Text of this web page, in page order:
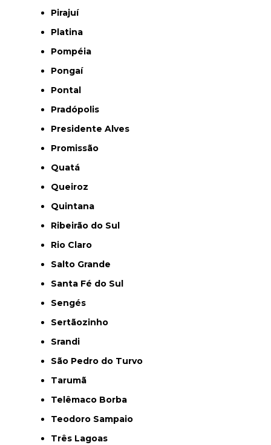
Pirajuí
Platina
Pompéia
Pongaí
Pontal
Pradópolis
Presidente Alves
Promissão
Quatá
Queiroz
Quintana
Ribeirão do Sul
Rio Claro
Salto Grande
Santa Fé do Sul
Sengés
Sertãozinho
Srandi
São Pedro do Turvo
Tarumã
Telêmaco Borba
Teodoro Sampaio
Três Lagoas